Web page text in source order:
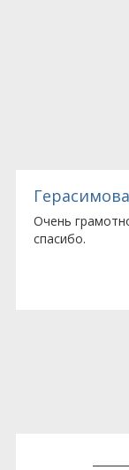
Гнипа Е.Р.,
Все